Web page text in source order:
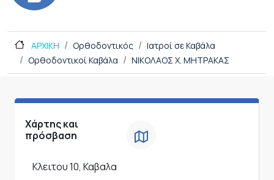
ΑΡΧΙΚΗ Ορθοδοντικός
Ιατροί σε Καβάλα
Ορθοδοντικοί Καβάλα
ΝΙΚΟΛΑΟΣ Χ. ΜΗΤΡΑΚΑΣ
Χάρτης και
πρόσβαση
Κλειτου 10, Καβαλα